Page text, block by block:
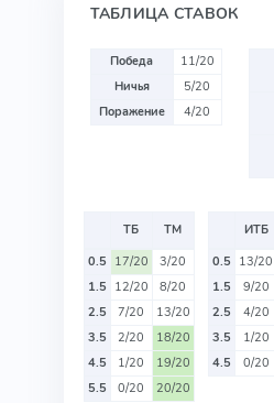
ТАБЛИЦА СТАВОК
Победа
11/20
Ничья
5/20
Поражение
4/20
ТБ
ТМ
0.5 17/20
3/20
1.5 12/20
8/20
2.5
7/20
13/20
3.5
2/20
18/20
4.5
1/20
19/20
5.5
0/20 20/20
ИТБ
0.5 13/20
1.5
9/20
2.5
4/20
3.5
1/20
4.5
0/20